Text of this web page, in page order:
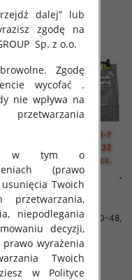
męskie jeans Roz 40-48,
1 Kolor .Paczka 10 szt
52.00 zł
szczegóły
dalej” lub
zgodę na
Sp. z o.o.
Zgodę
wycofać .
nie wpływa na
w tym o
(prawo
Twoich
przetwarzania,
niepodlegania
decyzji,
wyrażenia
Twoich
w Polityce